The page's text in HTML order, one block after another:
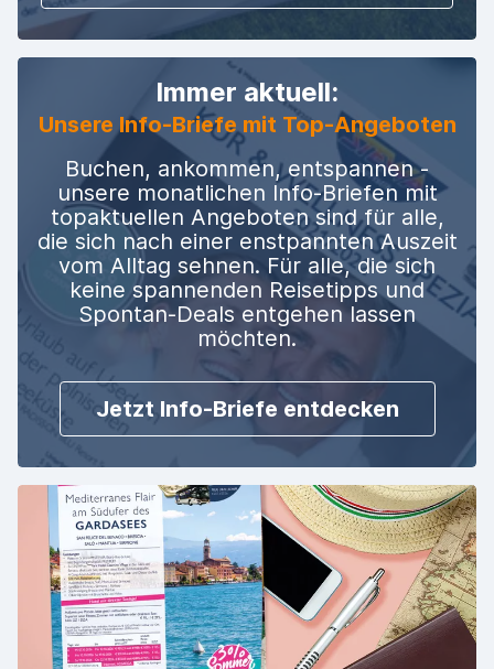
Immer aktuell:
Unsere Info-Briefe mit Top-Angeboten
Buchen, ankommen, entspannen -
unsere monatlichen Info-Briefen mit
topaktuellen Angeboten sind für alle,
die sich nach einer enstpannten Auszeit
vom Alltag sehnen. Für alle, die sich
keine spannenden Reisetipps und
Spontan-Deals entgehen lassen
möchten.
Jetzt Info-Briefe entdecken